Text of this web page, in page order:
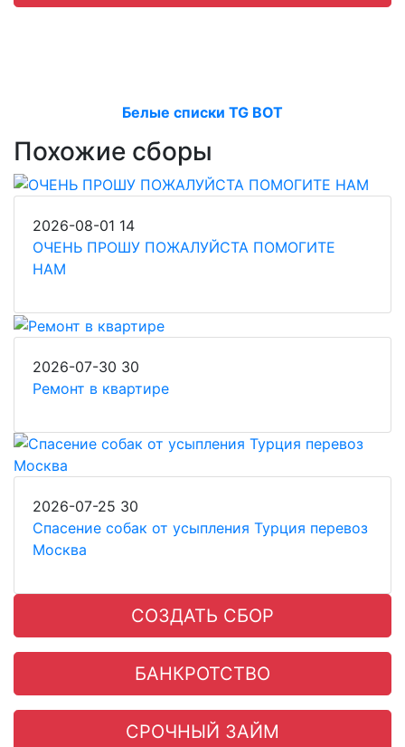
Белые списки TG BOT
Похожие сборы
2026-08-01 14
ОЧЕНЬ ПРОШУ ПОЖАЛУЙСТА ПОМОГИТЕ
НАМ
2026-07-30 30
Ремонт в квартире
2026-07-25 30
Спасение собак от усыпления Турция перевоз
Москва
СОЗДАТЬ СБОР
БАНКРОТСТВО
СРОЧНЫЙ ЗАЙМ